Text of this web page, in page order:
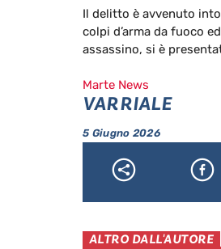
Il delitto è avvenuto
colpi d’arma da fuoco
assassino, si è
Marte News
VARRIALE
5 Giugno 2026
ALTRO DALL'AUTORE